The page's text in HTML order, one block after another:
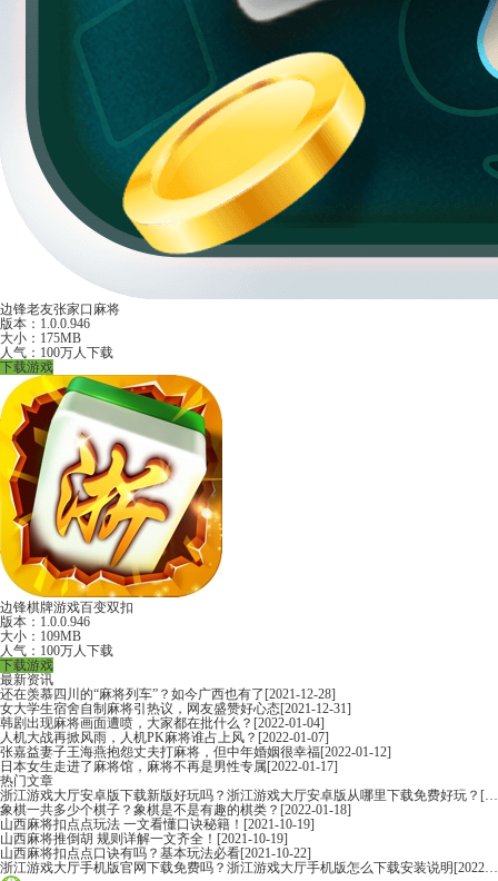
边锋老友张家口麻将
版本：1.0.0.946
大小：175MB
人气：100万人下载
下载游戏
边锋棋牌游戏百变双扣
版本：1.0.0.946
大小：109MB
人气：100万人下载
下载游戏
最新资讯
还在羡慕四川的“麻将列车”？如今广西也有了 [2021-12-28]
女大学生宿舍自制麻将引热议，网友盛赞好心态[2021-12-31]
韩剧出现麻将画面遭喷，大家都在批什么？ [2022-01-04]
人机大战再掀风雨，人机PK麻将谁占上风？ [2022-01-07]
张嘉益妻子王海燕抱怨丈夫打麻将，但中年婚姻很幸福[2022-01-12]
日本女生走进了麻将馆，麻将不再是男性专属[2022-01-17]
热门文章
浙江游戏大厅安卓版下载新版好玩吗？浙江游戏大厅安卓版从哪里下载免费好玩？ [2022-06-16]
象棋一共多少个棋子？象棋是不是有趣的棋类？ [2022-01-18]
山西麻将扣点点玩法 一文看懂口诀秘籍！ [2021-10-19]
山西麻将推倒胡 规则详解一文齐全！ [2021-10-19]
山西麻将扣点点口诀有吗？基本玩法必看[2021-10-22]
浙江游戏大厅手机版官网下载免费吗？浙江游戏大厅手机版怎么下载安装说明 [2022-06-16]